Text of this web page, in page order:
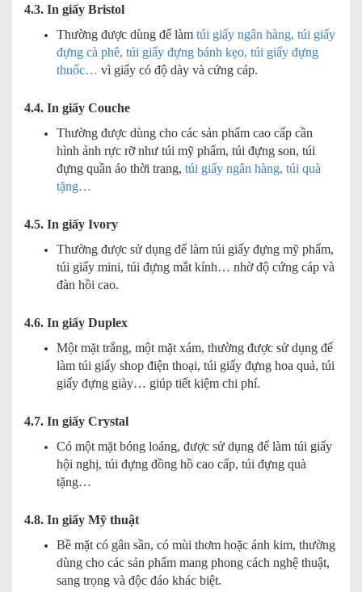
4.3. In giấy Bristol
Thường được dùng để làm túi giấy ngân hàng, túi giấy
đựng cà phê, túi giấy đựng bánh kẹo, túi giấy đựng
thuốc… vì giấy có độ dày và cứng cáp.
4.4. In giấy Couche
Thường được dùng cho các sản phẩm cao cấp cần
hình ảnh rực rỡ như túi mỹ phẩm, túi đựng son, túi
đựng quần áo thời trang, túi giấy ngân hàng, túi quà
tặng…
4.5. In giấy Ivory
Thường được sử dụng để làm túi giấy đựng mỹ phẩm,
túi giấy mini, túi đựng mắt kính… nhờ độ cứng cáp và
đàn hồi cao.
4.6. In giấy Duplex
Một mặt trắng, một mặt xám, thường được sử dụng để
làm túi giấy shop điện thoại, túi giấy đựng hoa quả, túi
giấy đựng giày… giúp tiết kiệm chi phí.
4.7. In giấy Crystal
Có một mặt bóng loáng, được sử dụng để làm túi giấy
hội nghị, túi đựng đồng hồ cao cấp, túi đựng quà
tặng…
4.8. In giấy Mỹ thuật
Bề mặt có gân sần, có mùi thơm hoặc ánh kim, thường
dùng cho các sản phẩm mang phong cách nghệ thuật,
sang trọng và độc đáo khác biệt.